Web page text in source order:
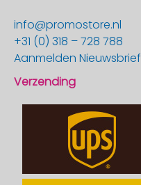
info@promostore.nl
+31 (0) 318 – 728 788
Aanmelden Nieuwsbrief
Verzending